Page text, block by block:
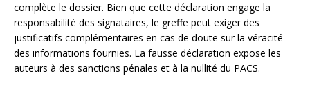
complète le dossier. Bien que cette déclaration engage la
responsabilité des signataires, le greffe peut exiger des
justificatifs complémentaires en cas de doute sur la véracité
des informations fournies. La fausse déclaration expose les
auteurs à des sanctions pénales et à la nullité du PACS.